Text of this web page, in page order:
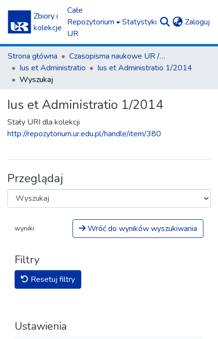
Zbiory i
kolekcje
Całe
Repozytorium
UR
Statystyki Zaloguj
Strona główna
Czasopisma naukowe UR / Scientific Journals
Ius et Administratio
Ius et Administratio 1/2014
Wyszukaj
Ius et Administratio 1/2014
Stały URI dla kolekcji
http://repozytorium.ur.edu.pl/handle/item/380
Przeglądaj
wyniki Wróć do wyników wyszukiwania
Filtry
Resetuj filtry
Ustawienia